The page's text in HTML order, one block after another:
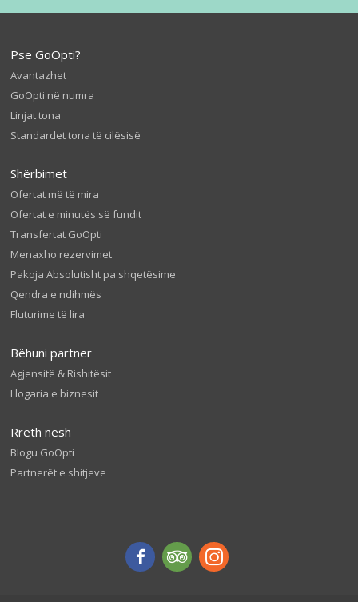
Pse GoOpti?
Avantazhet
GoOpti në numra
Linjat tona
Standardet tona të cilësisë
Shërbimet
Ofertat më të mira
Ofertat e minutës së fundit
Transfertat GoOpti
Menaxho rezervimet
Pakoja Absolutisht pa shqetësime
Qendra e ndihmës
Fluturime të lira
Bëhuni partner
Agjensitë & Rishitësit
Llogaria e biznesit
Rreth nesh
Blogu GoOpti
Partnerët e shitjeve